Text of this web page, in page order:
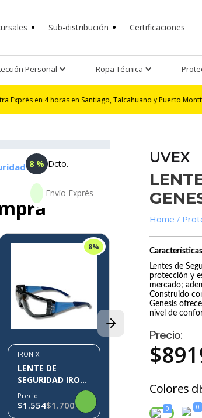
Sub-distribución Certificaciones
Personal Ropa Técnica
4 horas en Santiago, Talcahuano y Puerto Montt |
8 % Dcto.
8%
IRON-X
LENTE DE
SEGURIDAD IRON-
X IX10
Precio:
$1.554$1.700
IRON-X
LENTE DE
SEGURIDAD
X IX01
$491
UVEX
Lentes de
protección y
mercado;
Construido
Genesis
nivel de
Precio:
$
Colores
0 0